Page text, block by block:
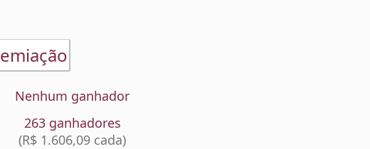
Nenhum ganhador
263 ganhadores
(R$ 1.606,09 cada)